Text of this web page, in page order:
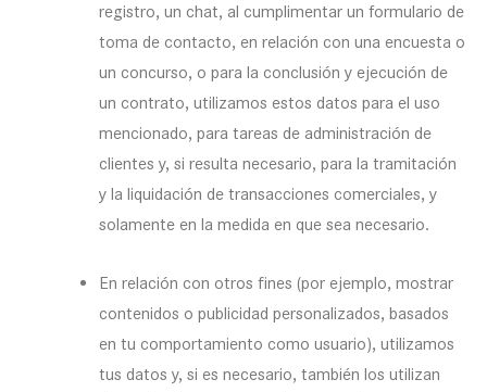
registro, un chat, al cumplimentar un formulario de
toma de contacto, en relación con una encuesta o
un concurso, o para la conclusión y ejecución de
un contrato, utilizamos estos datos para el uso
mencionado, para tareas de administración de
clientes y, si resulta necesario, para la tramitación
y la liquidación de transacciones comerciales, y
solamente en la medida en que sea necesario.
En relación con otros fines (por ejemplo, mostrar
contenidos o publicidad personalizados, basados
en tu comportamiento como usuario), utilizamos
tus datos y, si es necesario, también los utilizan